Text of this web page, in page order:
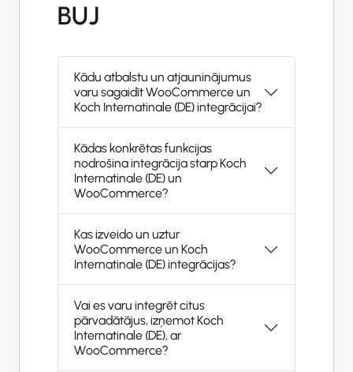
BUJ
Kādu atbalstu un atjauninājumus
varu sagaidīt WooCommerce un
Koch Internatinale (DE) integrācijai?
Kādas konkrētas funkcijas
nodrošina integrācija starp Koch
Internatinale (DE) un
WooCommerce?
Kas izveido un uztur
WooCommerce un Koch
Internatinale (DE) integrācijas?
Vai es varu integrēt citus
pārvadātājus, izņemot Koch
Internatinale (DE), ar
WooCommerce?